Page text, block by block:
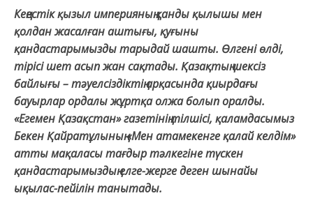
Кеңестік қызыл империяның қанды қылышы мен
қолдан жасалған аштығы, қуғыны
қандастарымызды тарыдай шашты. Өлгені өлді,
тірісі шет асып жан сақтады. Қазақтың шексіз
байлығы – тәуелсіздіктің арқасында қиырдағы
бауырлар ордалы жұртқа олжа болып оралды.
«Егемен Қазақстан» газетінің тілшісі, қаламдасымыз
Бекен Қайратұлының «Мен атамекенге қалай келдім»
атты мақаласы тағдыр тәлкегіне түскен
қандастарымыздың елге-жерге деген шынайы
ықылас-пейілін танытады.